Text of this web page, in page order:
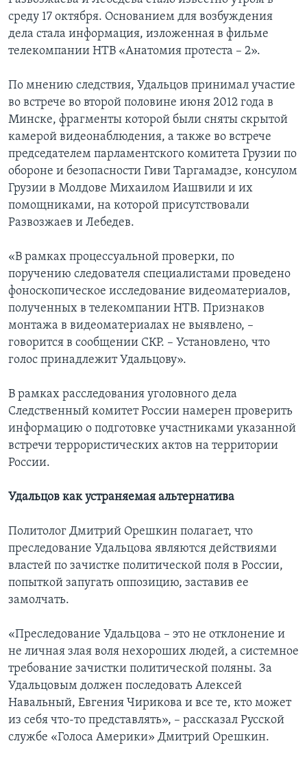
среду 17 октября. Основанием для возбуждения
дела стала информация, изложенная в фильме
телекомпании НТВ «Анатомия протеста – 2».
По мнению следствия, Удальцов принимал участие
во встрече во второй половине июня 2012 года в
Минске, фрагменты которой были сняты скрытой
камерой видеонаблюдения, а также во встрече
председателем парламентского комитета Грузии по
обороне и безопасности Гиви Таргамадзе, консулом
Грузии в Молдове Михаилом Иашвили и их
помощниками, на которой присутствовали
Развозжаев и Лебедев.
«В рамках процессуальной проверки, по
поручению следователя специалистами проведено
фоноскопическое исследование видеоматериалов,
полученных в телекомпании НТВ. Признаков
монтажа в видеоматериалах не выявлено, –
говорится в сообщении СКР. – Установлено, что
голос принадлежит Удальцову».
В рамках расследования уголовного дела
Следственный комитет России намерен проверить
информацию о подготовке участниками указанной
встречи террористических актов на территории
России.
Удальцов как устраняемая альтернатива
Политолог Дмитрий Орешкин полагает, что
преследование Удальцова являются действиями
властей по зачистке политической поля в России,
попыткой запугать оппозицию, заставив ее
замолчать.
«Преследование Удальцова – это не отклонение и
не личная злая воля нехороших людей, а системное
требование зачистки политической поляны. За
Удальцовым должен последовать Алексей
Навальный, Евгения Чирикова и все те, кто может
из себя что-то представлять», – рассказал Русской
службе «Голоса Америки» Дмитрий Орешкин.